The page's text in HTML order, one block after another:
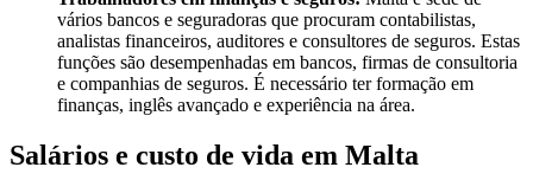
vários bancos e seguradoras que procuram contabilistas,
analistas financeiros, auditores e consultores de seguros. Estas
funções são desempenhadas em bancos, firmas de consultoria
e companhias de seguros. É necessário ter formação em
finanças, inglês avançado e experiência na área.
Salários e custo de vida em Malta